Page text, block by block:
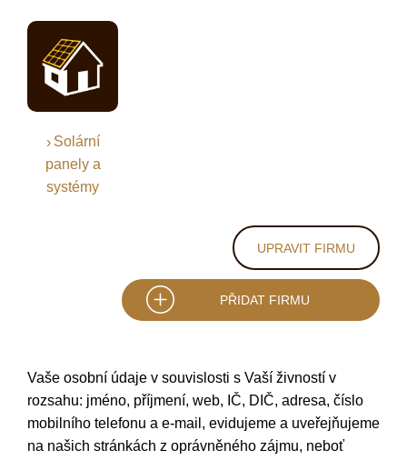
Solární
panely a
systémy
UPRAVIT FIRMU
PŘIDAT FIRMU
Vaše osobní údaje v souvislosti s Vaší živností v
rozsahu: jméno, příjmení, web, IČ, DIČ, adresa, číslo
mobilního telefonu a e-mail, evidujeme a uveřejňujeme
na našich stránkách z oprávněného zájmu, neboť